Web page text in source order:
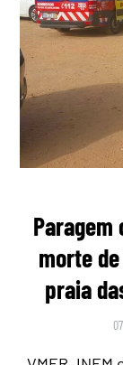
morte
praia